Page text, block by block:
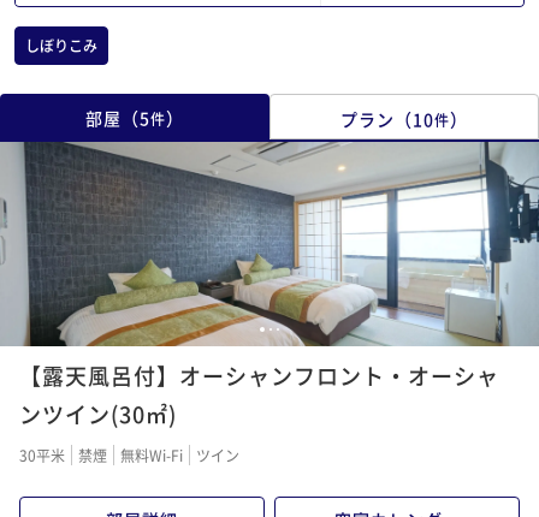
しぼりこみ
部屋 （5件） プラン （10件）
1 23
【露天風呂付】オーシャンフロント・オーシャ
ンツイン(30㎡)
30平米 禁煙 無料Wi-Fi ツイン